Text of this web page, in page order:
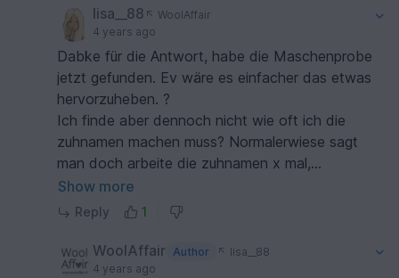
Strickschriften für jede Größe einzeln skizziert.
Auch im fortlaufenden Text ist alles angegeben.
Du brauchst überhaupt nichts selbst ausrechnen,
es ist alles vorhanden. Einfach mal loslegen und
du wirst komplett für jeden Schritt bei deinem
JOSY begleitet. Das Ärmel stilllegen steht ganz
groß auf Seite 9.
Falls du dennoch Fragen haben solltest, bitte ich
dich, dies entweder per E-Mail oder per DN an
uns zu richten.
Heidi von WoolAffair
lisa__88
WoolAffair
4 years ago
Dabke für die Antwort, habe die Maschenprobe
jetzt gefunden. Ev wäre es einfacher das etwas
hervorzuheben. ?
Ich finde aber dennoch nicht wie oft ich die
zuhnamen machen muss? Normalerwiese sagt
man doch arbeite die zuhnamen x mal,
insgesammt x mal zugenommen.
Und die länge vom anfang bis zur trennung der
Show more
Reply 1
WoolAffair Author
lisa__88
4 years ago